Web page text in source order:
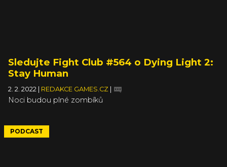
Sledujte Fight Club #564 o Dying Light 2:
Stay Human
2. 2. 2022 REDAKCE GAMES.CZ
Noci budou plné zombíků
PODCAST